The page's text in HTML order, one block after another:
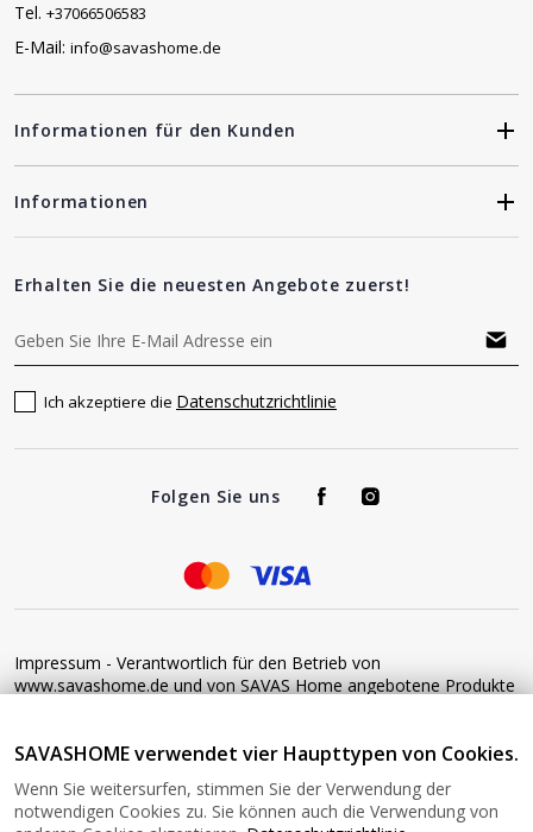
Tel. +37066506583
E-Mail: info@savashome.de
Informationen für den Kunden
Informationen
Erhalten Sie die neuesten Angebote zuerst!
Ich akzeptiere die Datenschutzrichtlinie
Folgen Sie uns
Impressum - Verantwortlich für den Betrieb von
www.savashome.de und von SAVAS Home angebotene Produkte
senden Sie keine Waren ohne vorherige Bestätigung an diese
diesem Link: https://www.savashome.de/rueckgabebedingungen-
fuer-waren Gerne können Sie sich mit uns in Verbindung setzen:
SAVASHOME verwendet vier Haupttypen von Cookies.
Wenn Sie weitersurfen, stimmen Sie der Verwendung der
notwendigen Cookies zu. Sie können auch die Verwendung von